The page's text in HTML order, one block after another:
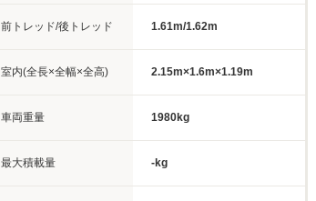
前トレッド/後トレッド 1.61m/1.62m
室内(全長×全幅×全高) 2.15m×1.6m×1.19m
車両重量 1980kg
最大積載量 -kg